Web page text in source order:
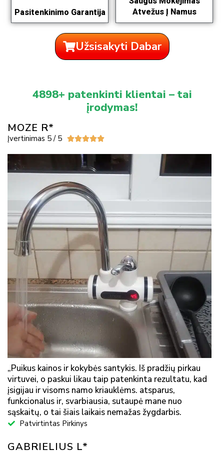
Pasitenkinimo Garantija
Atvežus Į Namus
Užsisakyti Dabar
4898+ patenkinti klientai – tai
įrodymas!
MOZE R*
Įvertinimas 5 / 5 
„Puikus kainos ir kokybės santykis. Iš pradžių pirkau
virtuvei, o paskui likau taip patenkinta rezultatu, kad
įsigijau ir visoms namo kriauklėms. atsparus,
funkcionalus ir, svarbiausia, sutaupė mane nuo
sąskaitų, o tai šiais laikais nemažas žygdarbis.
Patvirtintas Pirkinys
GABRIELIUS L*